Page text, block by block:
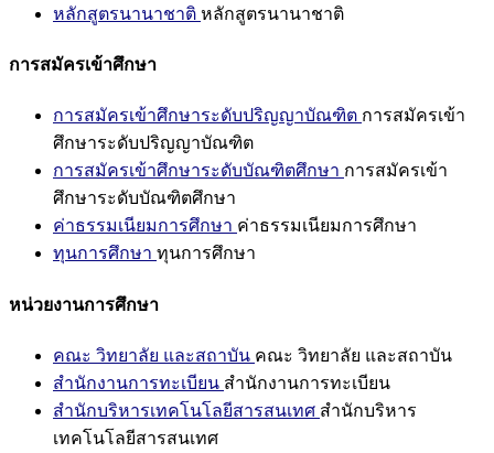
หลักสูตรนานาชาติ หลักสูตรนานาชาติ
การสมัครเข้าศึกษา
การสมัครเข้าศึกษาระดับปริญญาบัณฑิต การสมัครเข้า
ศึกษาระดับปริญญาบัณฑิต
การสมัครเข้าศึกษาระดับบัณฑิตศึกษา การสมัครเข้า
ศึกษาระดับบัณฑิตศึกษา
ค่าธรรมเนียมการศึกษา ค่าธรรมเนียมการศึกษา
ทุนการศึกษา ทุนการศึกษา
หน่วยงานการศึกษา
คณะ วิทยาลัย และสถาบัน คณะ วิทยาลัย และสถาบัน
สำนักงานการทะเบียน สำนักงานการทะเบียน
สำนักบริหารเทคโนโลยีสารสนเทศ สำนักบริหาร
เทคโนโลยีสารสนเทศ